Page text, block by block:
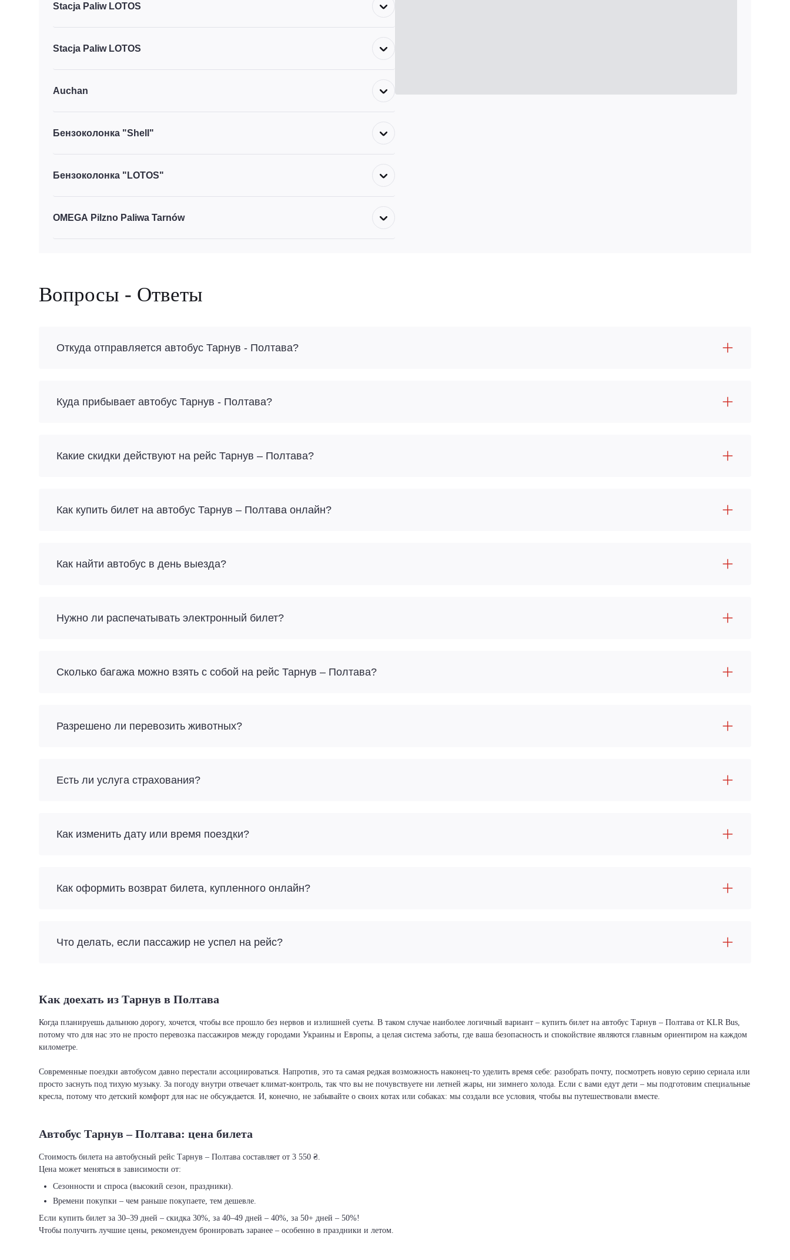
Stacja Paliw LOTOS
Stacja Paliw LOTOS
Auchan
Бензоколонка "Shell"
Бензоколонка "LOTOS"
OMEGA Pilzno Paliwa Tarnów
Вопросы - Ответы
Откуда отправляется автобус Тарнув - Полтава?
Куда прибывает автобус Тарнув - Полтава?
Какие скидки действуют на рейс Тарнув – Полтава?
Как купить билет на автобус Тарнув – Полтава онлайн?
Как найти автобус в день выезда?
Нужно ли распечатывать электронный билет?
Сколько багажа можно взять с собой на рейс Тарнув – Полтава?
Разрешено ли перевозить животных?
Есть ли услуга страхования?
Как изменить дату или время поездки?
Как оформить возврат билета, купленного онлайн?
Что делать, если пассажир не успел на рейс?
Как доехать из Тарнув в Полтава
Когда планируешь дальнюю дорогу, хочется, чтобы все прошло без нервов и излишней суеты. В таком случае наиболее логичный вариант – купить билет на автобус Тарнув – Полтава от KLR Bus,
потому что для нас это не просто перевозка пассажиров между городами Украины и Европы, а целая система заботы, где ваша безопасность и спокойствие являются главным ориентиром на каждом
километре.
Современные поездки автобусом давно перестали ассоциироваться. Напротив, это та самая редкая возможность наконец-то уделить время себе: разобрать почту, посмотреть новую серию сериала или
просто заснуть под тихую музыку. За погоду внутри отвечает климат-контроль, так что вы не почувствуете ни летней жары, ни зимнего холода. Если с вами едут дети – мы подготовим специальные
кресла, потому что детский комфорт для нас не обсуждается. И, конечно, не забывайте о своих котах или собаках: мы создали все условия, чтобы вы путешествовали вместе.
Автобус Тарнув – Полтава: цена билета
Стоимость билета на автобусный рейс Тарнув – Полтава составляет от 3 550 ₴.
Цена может меняться в зависимости от:
Сезонности и спроса (высокий сезон, праздники).
Времени покупки – чем раньше покупаете, тем дешевле.
Если купить билет за 30–39 дней – скидка 30%, за 40–49 дней – 40%, за 50+ дней – 50%!
Чтобы получить лучшие цены, рекомендуем бронировать заранее – особенно в праздники и летом.